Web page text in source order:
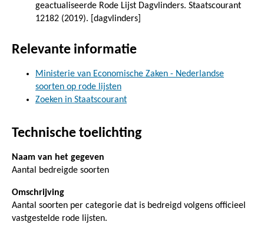
geactualiseerde Rode Lijst Dagvlinders. Staatscourant
12182 (2019). [dagvlinders]
Relevante informatie
Ministerie van Economische Zaken - Nederlandse
soorten op rode lijsten
Zoeken in Staatscourant
Technische toelichting
Naam van het gegeven
Aantal bedreigde soorten
Omschrijving
Aantal soorten per categorie dat is bedreigd volgens officieel
vastgestelde rode lijsten.